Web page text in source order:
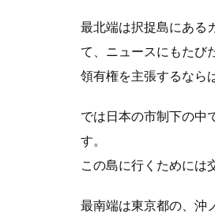
最北端は択捉島にある
て、ニュースにもたび
領有権を主張するなら
では日本の市制下の中
す。
この島に行くためには
最南端は東京都の、沖